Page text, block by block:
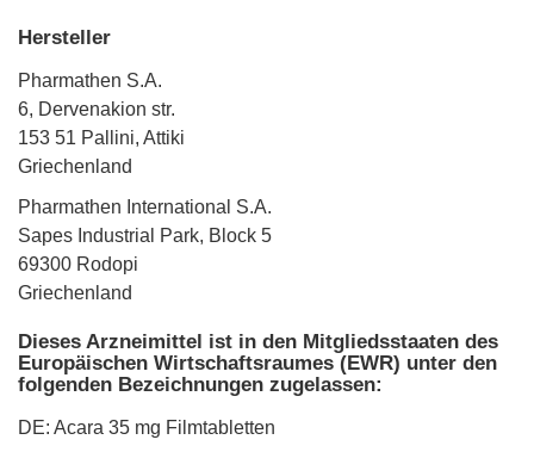
Hersteller
Pharmathen S.A.
6, Dervenakion str.
153 51 Pallini, Attiki
Griechenland
Pharmathen International S.A.
Sapes Industrial Park, Block 5
69300 Rodopi
Griechenland
Dieses Arzneimittel ist in den Mitgliedsstaaten des
Europäischen Wirtschaftsraumes (EWR) unter den
folgenden Bezeichnungen zugelassen:
DE: Acara 35 mg Filmtabletten